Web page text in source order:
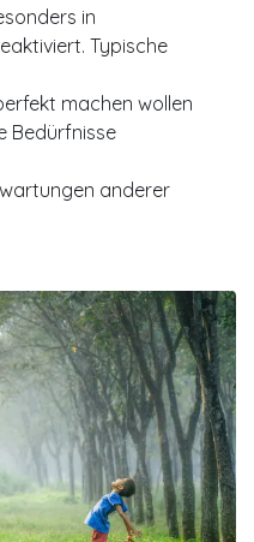
in
Typische
machen wollen
Bedürfnisse
anderer